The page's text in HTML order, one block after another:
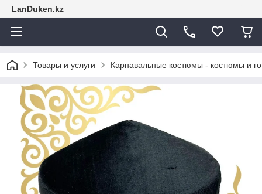
LanDuken.kz
Товары и услуги Карнавальные костюмы - костюмы и